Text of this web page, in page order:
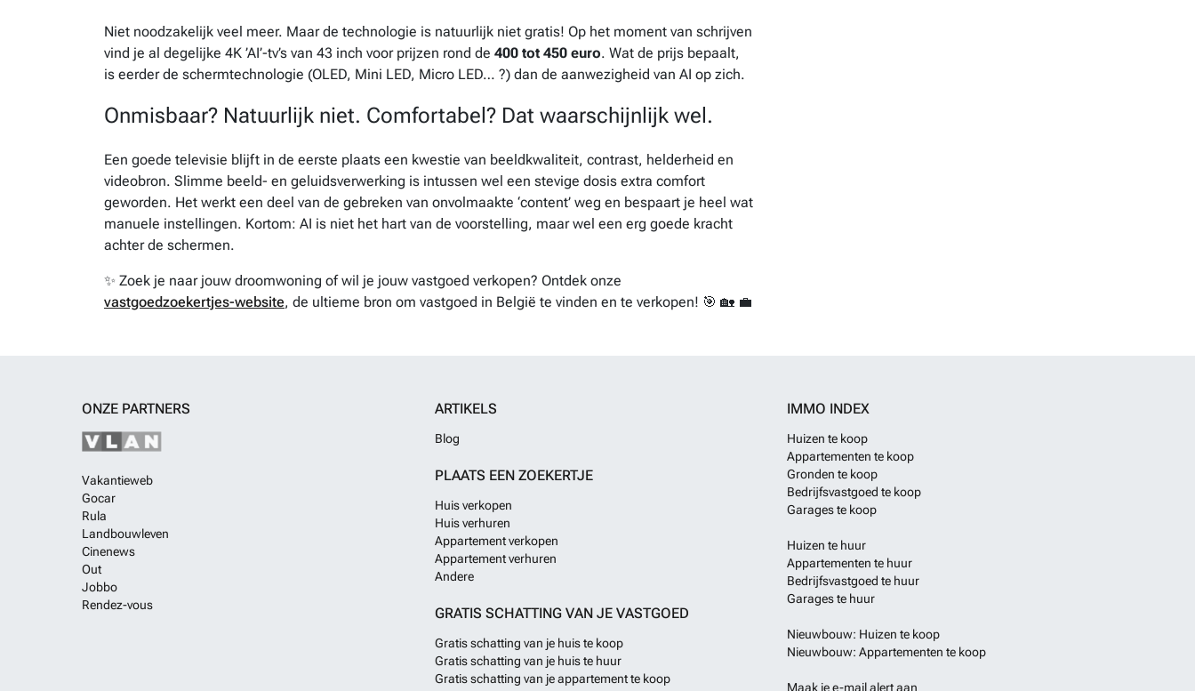
Niet noodzakelijk veel meer. Maar de technologie is natuurlijk niet gratis! Op het moment van schrijven
vind je al degelijke 4K ’AI’-tv’s van 43 inch voor prijzen rond de 400 tot 450 euro. Wat de prijs bepaalt,
is eerder de schermtechnologie (OLED, Mini LED, Micro LED… ?) dan de aanwezigheid van AI op zich.
Onmisbaar? Natuurlijk niet. Comfortabel? Dat waarschijnlijk wel.
Een goede televisie blijft in de eerste plaats een kwestie van beeldkwaliteit, contrast, helderheid en
videobron. Slimme beeld- en geluidsverwerking is intussen wel een stevige dosis extra comfort
geworden. Het werkt een deel van de gebreken van onvolmaakte ‘content’ weg en bespaart je heel wat
manuele instellingen. Kortom: AI is niet het hart van de voorstelling, maar wel een erg goede kracht
achter de schermen.
✨ Zoek je naar jouw droomwoning of wil je jouw vastgoed verkopen? Ontdek onze
vastgoedzoekertjes-website, de ultieme bron om vastgoed in België te vinden en te verkopen! 🎯 🏡 💼
ONZE PARTNERS
Vakantieweb
Gocar
Rula
Landbouwleven
Cinenews
Out
Jobbo
Rendez-vous
ARTIKELS
Blog
PLAATS EEN ZOEKERTJE
Huis verkopen
Huis verhuren
Appartement verkopen
Appartement verhuren
Andere
GRATIS SCHATTING VAN JE VASTGOED
Gratis schatting van je huis te koop
Gratis schatting van je huis te huur
Gratis schatting van je appartement te koop
IMMO INDEX
Huizen te koop
Appartementen te koop
Gronden te koop
Bedrijfsvastgoed te koop
Garages te koop
Huizen te huur
Appartementen te huur
Bedrijfsvastgoed te huur
Garages te huur
Nieuwbouw: Huizen te koop
Nieuwbouw: Appartementen te koop
Maak je e-mail alert aan